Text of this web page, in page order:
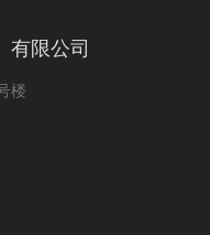
有限公司
楼